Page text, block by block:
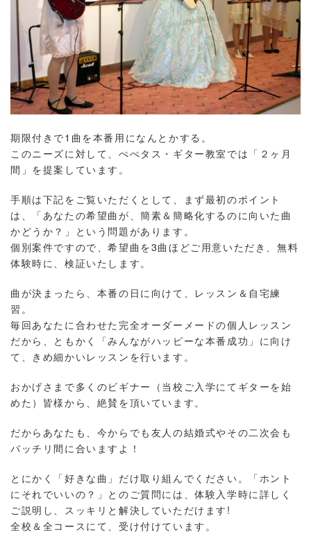
期限付きで1曲を本番用になんとかする。
このニーズに対して、ぺぺタス・ギター教室では「２ヶ月
間」を提案しています。
手順は下記をご覧いただくとして、まず最初のポイント
は、「あなたの希望曲が、簡素＆簡略化するのに向いた曲
かどうか？」という問題があります。
個別案件ですので、希望曲を3曲ほどご用意いただき、無料
体験時に、検証いたします。
曲が決まったら、本番の日に向けて、レッスン＆自宅練
習。
毎回あなたに合わせた完全オーダーメードの個人レッスン
だから、ともかく「みんながハッピーな本番成功」に向け
て、きめ細かいレッスンを行います。
おかげさまで多くのビギナー（当校ご入学にてギターを始
めた）皆様から、絶賛を頂いています。
だからあなたも、今からでも友人の結婚式やその二次会も
バッチリ間に合いますよ！
とにかく「好きな曲」だけ取り組んでください。「ホント
にそれでいいの？」とのご質問には、体験入学時に詳しく
ご説明し、スッキリと解決していただけます!
全校＆全コースにて、受け付けています。